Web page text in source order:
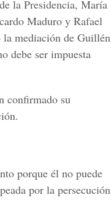
la Presidencia, María
Maduro y Rafael
la mediación de Guillén
debe ser impuesta
confirmado su
porque él no puede
por la persecución